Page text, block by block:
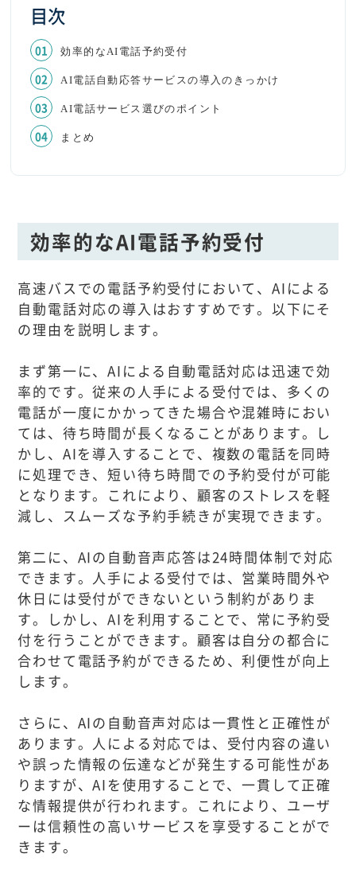
目次
効率的なAI電話予約受付
AI電話自動応答サービスの導入のきっかけ
AI電話サービス選びのポイント
まとめ
効率的なAI電話予約受付
高速バスでの電話予約受付において、AIによる
自動電話対応の導入はおすすめです。以下にそ
の理由を説明します。
まず第一に、AIによる自動電話対応は迅速で効
率的です。従来の人手による受付では、多くの
電話が一度にかかってきた場合や混雑時におい
ては、待ち時間が長くなることがあります。し
かし、AIを導入することで、複数の電話を同時
に処理でき、短い待ち時間での予約受付が可能
となります。これにより、顧客のストレスを軽
減し、スムーズな予約手続きが実現できます。
第二に、AIの自動音声応答は24時間体制で対応
できます。人手による受付では、営業時間外や
休日には受付ができないという制約がありま
す。しかし、AIを利用することで、常に予約受
付を行うことができます。顧客は自分の都合に
合わせて電話予約ができるため、利便性が向上
します。
さらに、AIの自動音声対応は一貫性と正確性が
あります。人による対応では、受付内容の違い
や誤った情報の伝達などが発生する可能性があ
りますが、AIを使用することで、一貫して正確
な情報提供が行われます。これにより、ユーザ
ーは信頼性の高いサービスを享受することがで
きます。